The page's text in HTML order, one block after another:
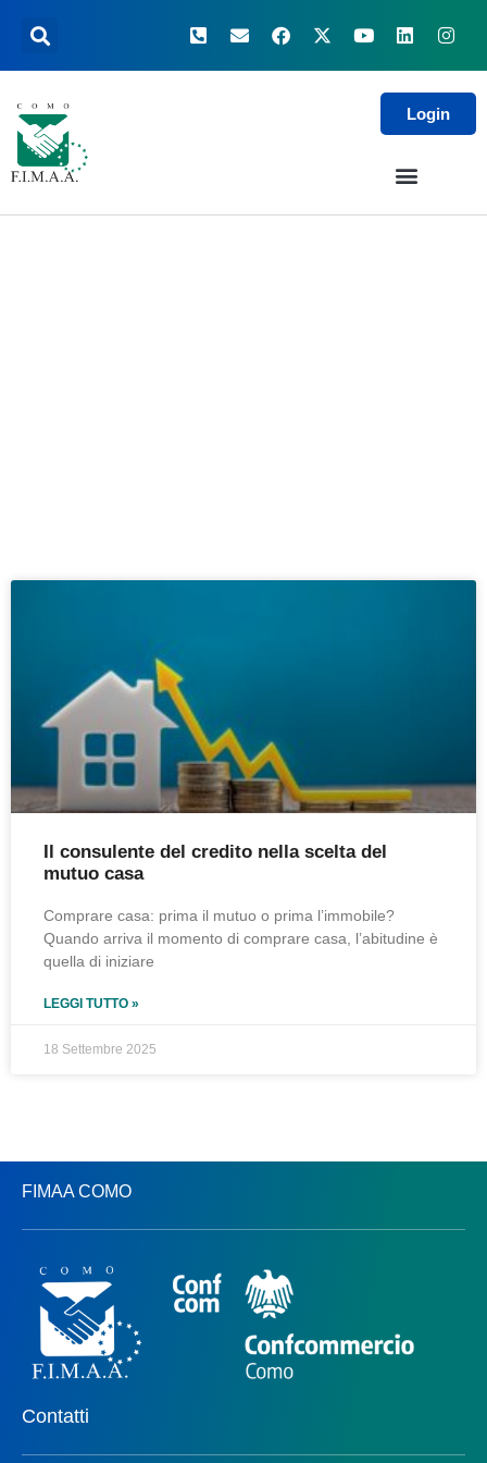
Login
Il consulente del credito nella scelta del
mutuo casa
Comprare casa: prima il mutuo o prima l’immobile?
Quando arriva il momento di comprare casa, l’abitudine è
quella di iniziare
LEGGI TUTTO »
18 Settembre 2025
FIMAA COMO
Contatti